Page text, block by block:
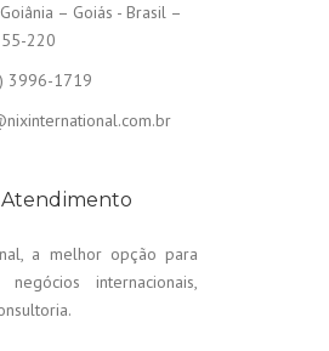
– Goiás - Brasil –
220
3996-1719
Atendimento
a melhor opção para
internacionais,